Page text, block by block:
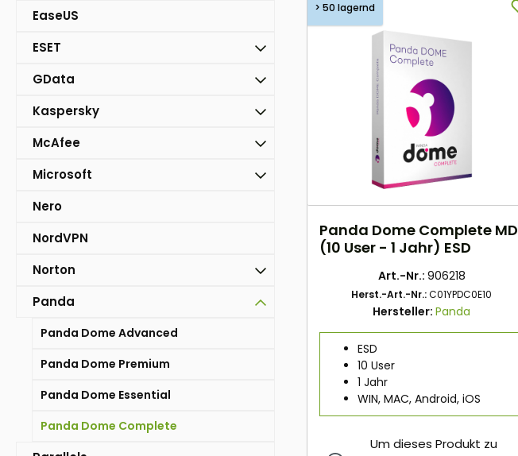
EaseUS
ESET
GData
Kaspersky
McAfee
Microsoft
Nero
NordVPN
Norton
Panda
Panda Dome Advanced
Panda Dome Premium
Panda Dome Essential
Panda Dome Complete
> 50 lagernd
Panda Dome Complete MD
(10 User - 1 Jahr) ESD
Art.-Nr.: 906218
Herst.-Art.-Nr.:C01YPDC0E10
Hersteller:Panda
ESD
10 User
1 Jahr
WIN, MAC, Android, iOS
Um dieses Produkt zu